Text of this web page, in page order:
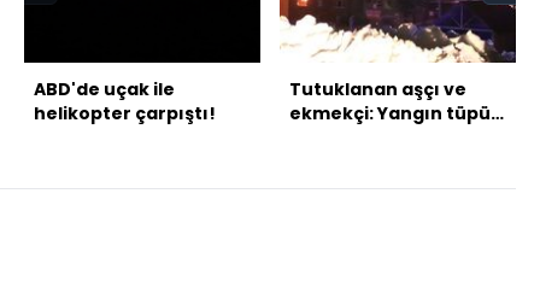
ABD'de uçak ile
helikopter çarpıştı!
Tutuklanan aşçı ve
ekmekçi: Yangın tüpü